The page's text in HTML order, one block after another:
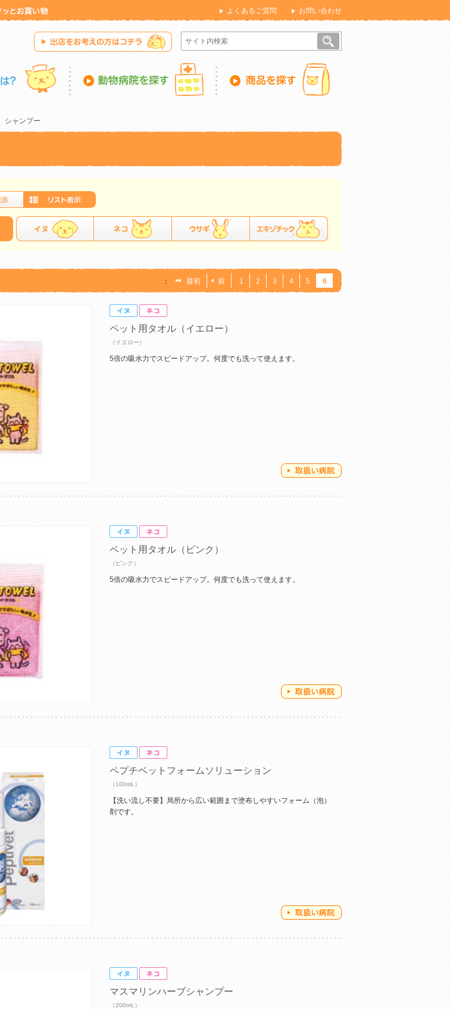
よくあるご質問 お問い合わせ
シャンプー
： 最初 前 1 2 3 4 5 6
ペット用タオル（イエロー）
（イエロー）
5倍の吸水力でスピードアップ。何度でも洗って使えます。
ペット用タオル（ピンク）
（ピンク）
5倍の吸水力でスピードアップ。何度でも洗って使えます。
ペプチベットフォームソリューション
（100mL）
【洗い流し不要】局所から広い範囲まで塗布しやすいフォーム（泡）
剤です。
マスマリンハーブシャンプー
（200mL）